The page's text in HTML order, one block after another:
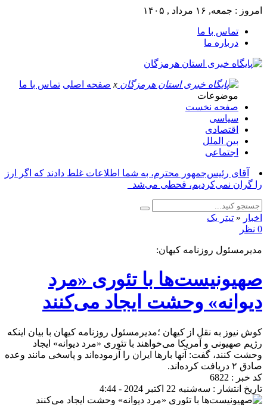
امروز : جمعه, ۱۶ مرداد , ۱۴۰۵
تماس با ما
درباره ما
x صفحه اصلی تماس با ما
موضوعات
صفحه نخست
سیاسی
اقتصادی
بین الملل
اجتماعی
آقای رئیس‌جمهور محترم، به شما اطلاعات غلط دادند که اگر ارز
را گران نمی‌کردیم، قحطی می‌شد_
اخبار « تیتر یک
0 نظر
مدیرمسئول روزنامه کیهان:
صهیونیست‌ها با تئوری «مرد
دیوانه» وحشت ایجاد می‌کنند
کوش نیوز به نقل از کیهان ؛مدیرمسئول روزنامه کیهان با بیان اینکه
رژیم صهیونی و آمریکا می‌خواهند با تئوری «مرد دیوانه» ایجاد
وحشت‌ کنند، گفت: آنها بارها ایران را آزموده‌اند و پاسخی مانند وعده
صادق ۲ دریافت کرده‌اند.
کد خبر : 6822
تاریخ انتشار : سه‌شنبه 22 اکتبر 2024 - 4:44